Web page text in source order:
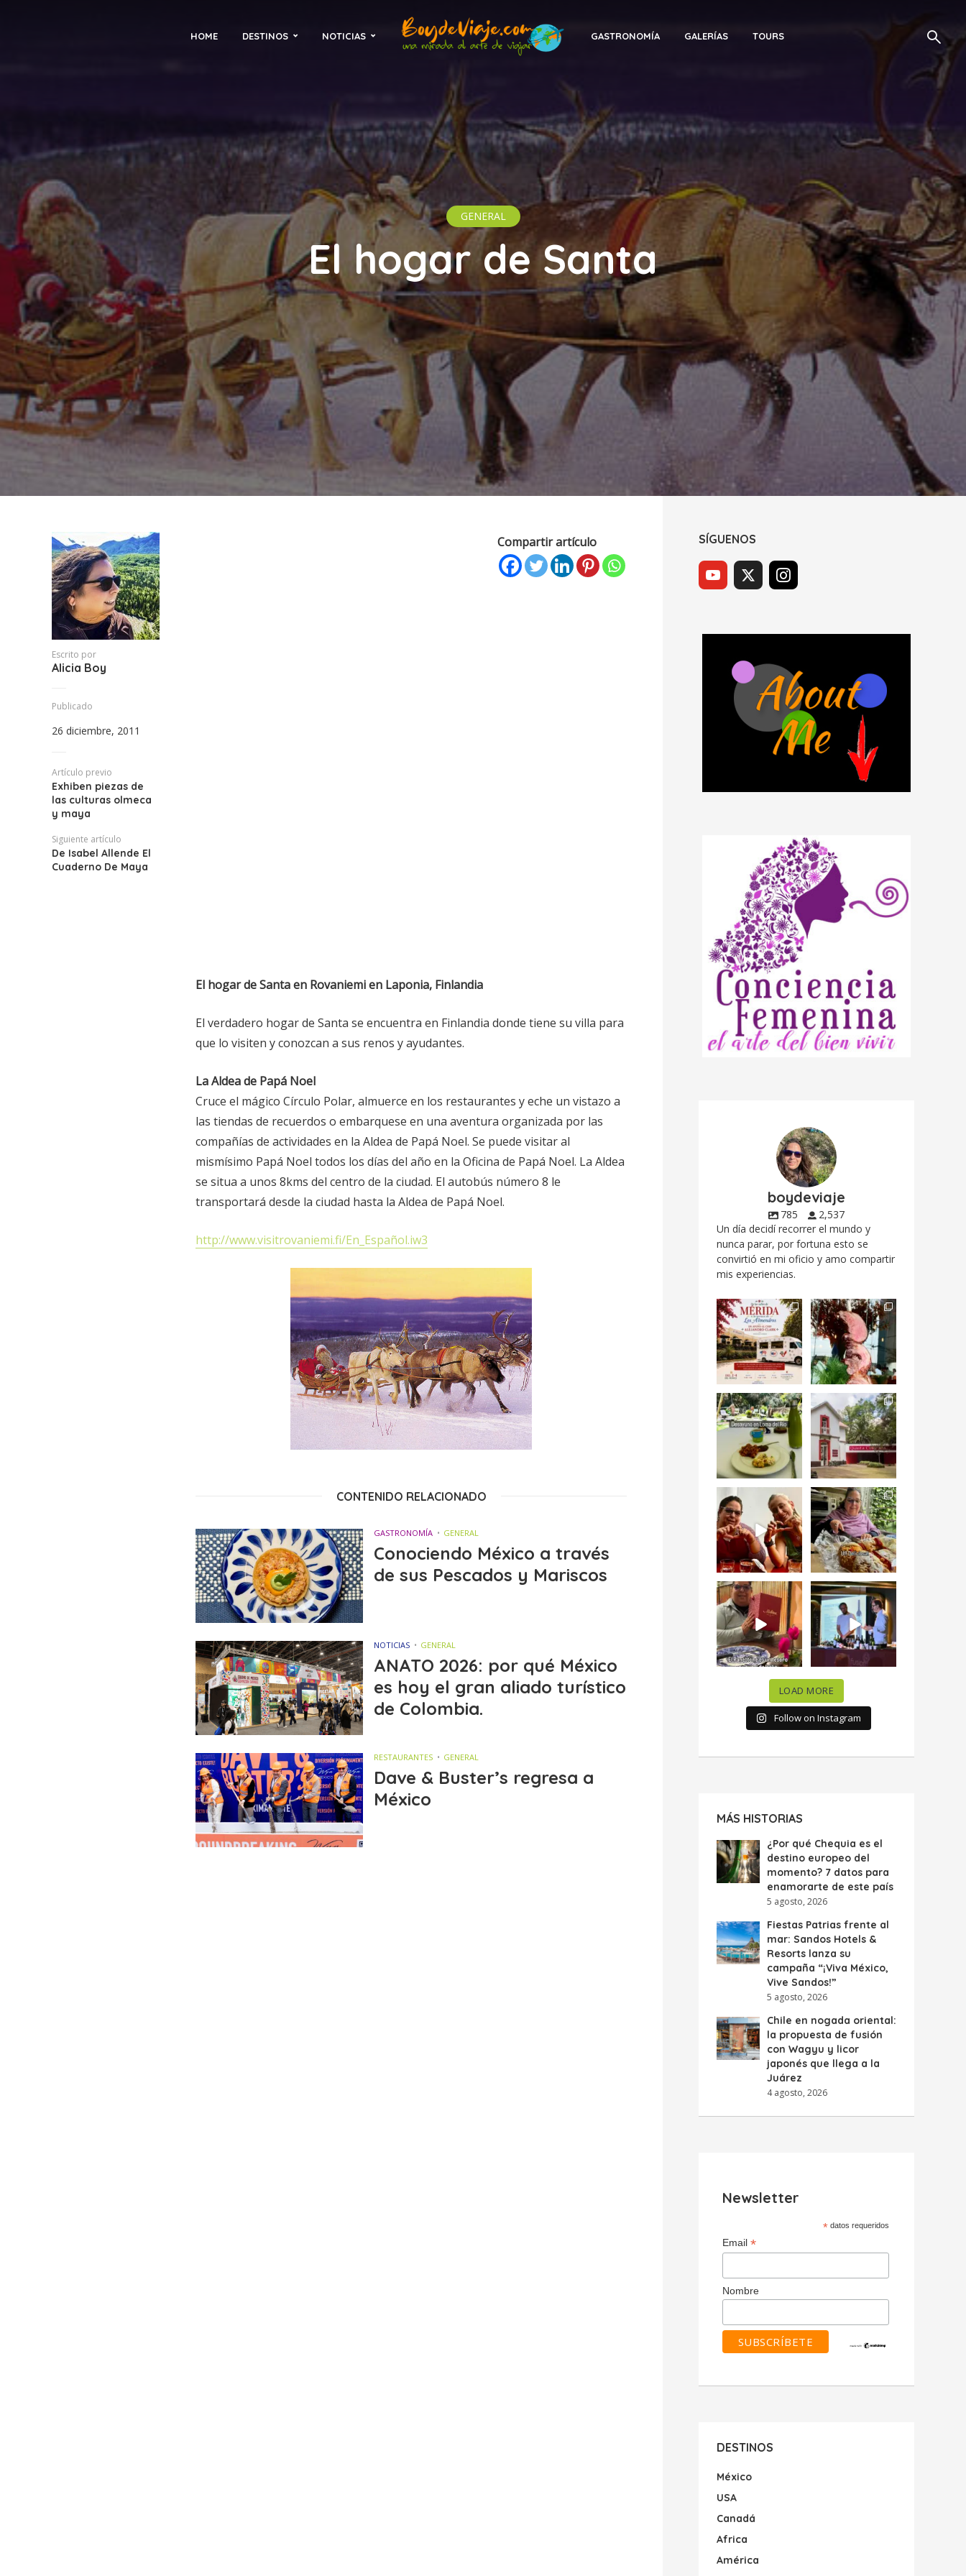
HOME DESTINOS NOTICIAS GASTRONOMÍA GALERÍAS TOURS
GENERAL
El hogar de Santa
Escrito por
Alicia Boy
Publicado
26 diciembre, 2011
Artículo previo
Exhiben piezas de
las culturas olmeca
y maya
Siguiente artículo
De Isabel Allende El
Cuaderno De Maya
Compartir artículo
El hogar de Santa en Rovaniemi en Laponia, Finlandia
El verdadero hogar de Santa se encuentra en Finlandia donde tiene su villa para
que lo visiten y conozcan a sus renos y ayudantes.
La Aldea de Papá Noel
Cruce el mágico Círculo Polar, almuerce en los restaurantes y eche un vistazo a
las tiendas de recuerdos o embarquese en una aventura organizada por las
compañías de actividades en la Aldea de Papá Noel. Se puede visitar al
mismísimo Papá Noel todos los días del año en la Oficina de Papá Noel. La Aldea
se situa a unos 8kms del centro de la ciudad. El autobús número 8 le
transportará desde la ciudad hasta la Aldea de Papá Noel.
http://www.visitrovaniemi.fi/En_Español.iw3
CONTENIDO RELACIONADO
GASTRONOMÍA GENERAL
Conociendo México a través
de sus Pescados y Mariscos
NOTICIAS GENERAL
ANATO 2026: por qué México
es hoy el gran aliado turístico
de Colombia.
RESTAURANTES GENERAL
Dave & Buster’s regresa a
México
SÍGUENOS
boydeviaje
785
2,537
Un día decidí recorrer el mundo y
nunca parar, por fortuna esto se
convirtió en mi oficio y amo compartir
mis experiencias.
Siempre me mueven
las causas y comer
con causa es...
12 0
Fuimos a celebrar a
mis dos #mamás
más cercanas mi...
17 0
Levantarse, escuchar
el río correr y sentir
el...
19 0
Esta
#NochedeMuseos
en la
#QuintaColorada
el...
12 0
¡Qué desayuno tan
increíble en
@LasQuinceLetras!...
28 3
Me tocó rosca de
Tagers un
restaurante de
Avenida...
50 10
“En #Mallorca
Ciudad de México
celebramos la...
63 7
#SoaunFusionMexic
o una noche única
donde España y...
10 0
LOAD MORE
Follow on Instagram
MÁS HISTORIAS
¿Por qué Chequia es el
destino europeo del
momento? 7 datos para
enamorarte de este país
5 agosto, 2026
Fiestas Patrias frente al
mar: Sandos Hotels &
Resorts lanza su
campaña “¡Viva México,
Vive Sandos!”
5 agosto, 2026
Chile en nogada oriental:
la propuesta de fusión
con Wagyu y licor
japonés que llega a la
Juárez
4 agosto, 2026
Newsletter
* datos requeridos
Email *
Nombre
DESTINOS
México
USA
Canadá
Africa
América